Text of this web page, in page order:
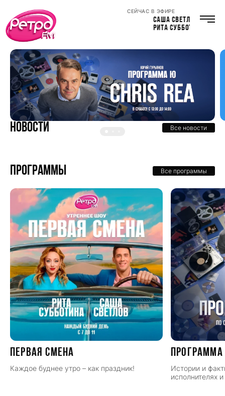
СЕЙЧАС В ЭФИРЕ
САША СВЕТЛОВ
РИТА СУББОТИНА
Новости Все новости
Программы Все программы
ПЕРВАЯ СМЕНА
Каждое буднее утро – как праздник!
Истории и
исполнителях